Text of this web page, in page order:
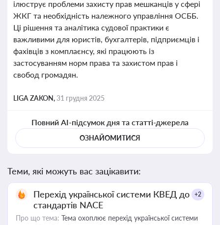
ілюструє проблеми захисту прав мешканців у сфері
ЖКГ та необхідність належного управління ОСББ.
Ці рішення та аналітика судової практики є
важливими для юристів, бухгалтерів, підприємців і
фахівців з комплаєнсу, які працюють із
застосуванням норм права та захистом прав і
свобод громадян.
LIGA ZAKON,31 грудня 2025
Повний AI-підсумок дня та статті-джерела
ОЗНАЙОМИТИСЯ
Теми, які можуть вас зацікавити:
Перехід української системи КВЕД до
стандартів NACE
+2
Про що тема: Тема охоплює перехід української системи